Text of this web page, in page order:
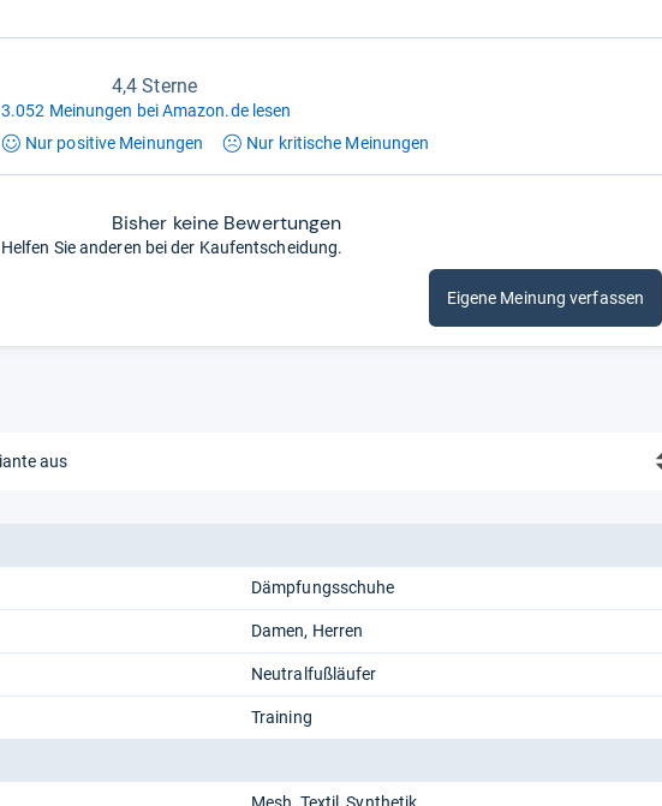
4,4 Sterne
3.052 Meinungen bei Amazon.de lesen
Nur positive Meinungen Nur kritische Meinungen
Bisher keine Bewertungen
Helfen Sie anderen bei der Kaufentscheidung.
Eigene Meinung verfassen
Dämpfungsschuhe
Damen Herren
Neutralfußläufer
Training